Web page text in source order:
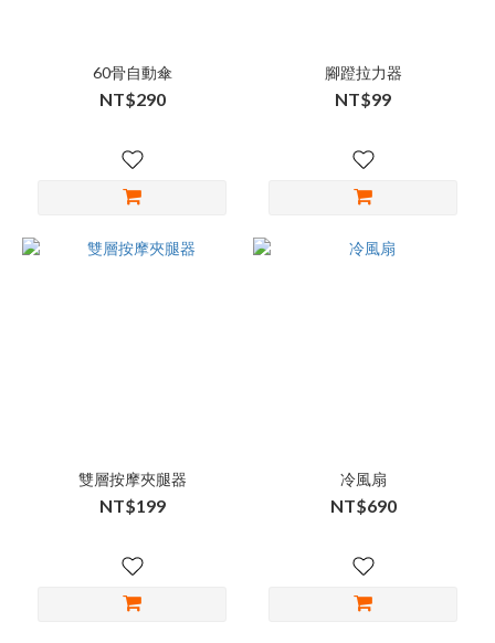
60骨自動傘
NT$290
腳蹬拉力器
NT$99
雙層按摩夾腿器
NT$199
冷風扇
NT$690